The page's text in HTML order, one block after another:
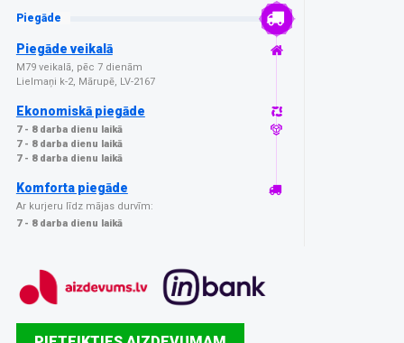
Piegāde
Piegāde veikalā
M79 veikalā, pēc 7 dienām
Lielmaņi k-2, Mārupē, LV-2167
Ekonomiskā piegāde
7 - 8 darba dienu laikā
7 - 8 darba dienu laikā
7 - 8 darba dienu laikā
Komforta piegāde
Ar kurjeru līdz mājas durvīm:
7 - 8 darba dienu laikā